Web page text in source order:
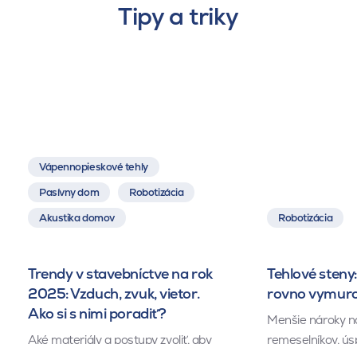
Tipy a triky
Vápennopieskové tehly
Pasívny dom
Robotizácia
Akustika domov
Trendy v stavebníctve na rok
2025: Vzduch, zvuk, vietor.
Ako si s nimi poradiť?
Aké materiály a postupy zvoliť, aby
Robotizácia
Tehlové
rovno
Menšie nároky
remeselníkov,